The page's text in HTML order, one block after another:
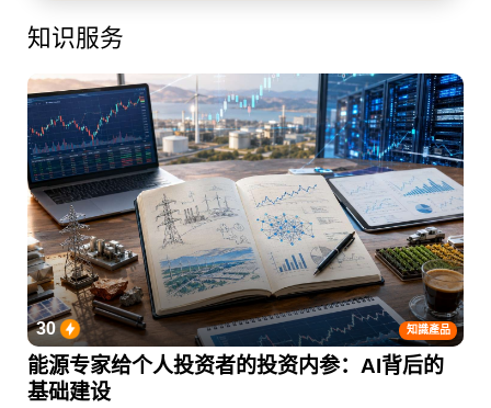
知识服务
知識產品
30
能源专家给个人投资者的投资内参：AI背后的
基础建设